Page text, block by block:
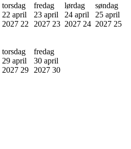
torsdag
22 april
2027 22
fredag
23 april
2027 23
lørdag
24 april
2027 24
søndag
25 april
2027 25
torsdag
29 april
2027 29
fredag
30 april
2027 30